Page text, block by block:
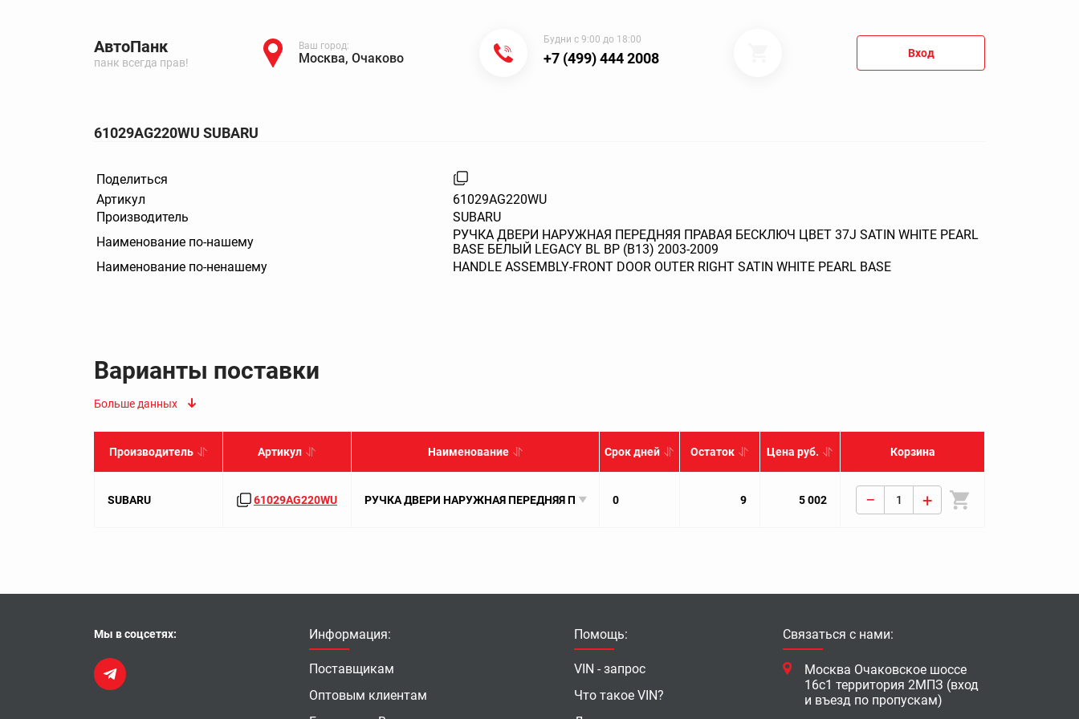
АвтоПанк
панк всегда прав!
Ваш город:
Москва, Очаково
Будни с 9:00 до 18:00
+7 (499) 444 2008 Вход
61029AG220WU SUBARU
Поделиться
Артикул
61029AG220WU
Производитель
SUBARU
Наименование по-нашему
РУЧКА ДВЕРИ НАРУЖНАЯ ПЕРЕДНЯЯ ПРАВАЯ БЕСКЛЮЧ ЦВЕТ 37J SATIN WHITE PEARL
BASE БЕЛЫЙ LEGACY BL BP (B13) 2003-2009
Наименование по-ненашему
HANDLE ASSEMBLY-FRONT DOOR OUTER RIGHT SATIN WHITE PEARL BASE
Варианты поставки
Больше данных
Производитель Артикул Наименование Срок дней Остаток Цена руб. Корзина
SUBARU 61029AG220WU РУЧКА ДВЕРИ НАРУЖНАЯ ПЕРЕДНЯЯ ПРАВАЯ БЕСКЛЮЧ ЦВЕТ 37J SATIN WHITE PEARL BASE БЕЛЫЙ LEGACY BL BP (B13) 2003-2009
0 9 5 002 − +
Мы в соцсетях: Информация:
Поставщикам
Оптовым клиентам
Помощь:
VIN - запрос
Что такое VIN?
Связаться с нами:
Москва Очаковское шоссе
16с1 территория 2МПЗ (вход
и въезд по пропускам)